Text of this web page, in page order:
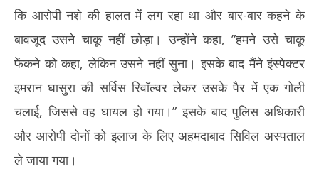
कि आरोपी नशे की हालत में लग रहा था और बार-बार कहने के
बावजूद उसने चाकू नहीं छोड़ा। उन्होंने कहा, ”हमने उसे चाकू
फेंकने को कहा, लेकिन उसने नहीं सुना। इसके बाद मैंने इंस्पेक्टर
इमरान घासुरा की सर्विस रिवॉल्वर लेकर उसके पैर में एक गोली
चलाई, जिससे वह घायल हो गया।” इसके बाद पुलिस अधिकारी
और आरोपी दोनों को इलाज के लिए अहमदाबाद सिविल अस्पताल
ले जाया गया।